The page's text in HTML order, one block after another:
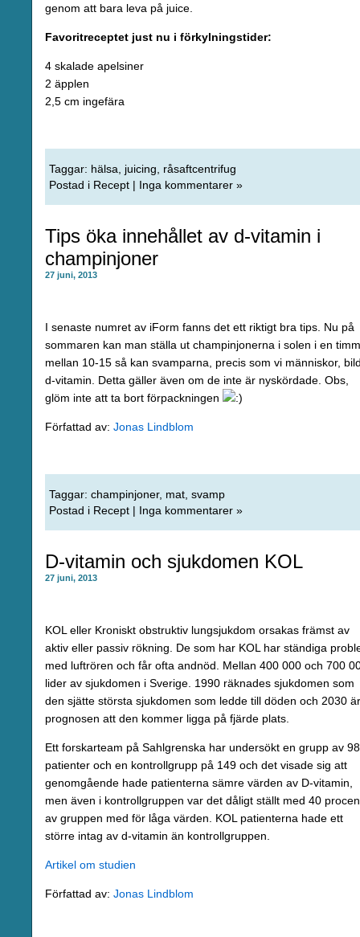
genom att bara leva på juice.
Favoritreceptet just nu i förkylningstider:
4 skalade apelsiner
2 äpplen
2,5 cm ingefära
Taggar: hälsa juicing
råsaftcentrifug
Postad i Recept | Inga kommentarer »
Tips öka innehållet av d-vitamin i
champinjoner
27 juni, 2013
I senaste numret av iForm fanns det ett riktigt bra tips. Nu på
sommaren kan man ställa ut champinjonerna i solen i en
mellan 10-15 så kan svamparna, precis som vi människor,
d-vitamin. Detta gäller även om de inte är nyskördade. Obs,
glöm inte att ta bort förpackningen
Författad av: Jonas Lindblom
Taggar: champinjoner, mat svamp
Postad i Recept | Inga kommentarer »
D-vitamin och sjukdomen KOL
27 juni, 2013
KOL eller Kroniskt obstruktiv lungsjukdom orsakas främst av
aktiv eller passiv rökning. De som har KOL har ständiga
med luftrören och får ofta andnöd. Mellan 400 000 och 700
lider av sjukdomen i Sverige. 1990 räknades sjukdomen som
den sjätte största sjukdomen som ledde till döden och 2030 är
prognosen att den kommer ligga på fjärde plats.
Ett forskarteam på Sahlgrenska har undersökt en grupp av 98
patienter och en kontrollgrupp på 149 och det visade sig att
genomgående hade patienterna sämre värden av D-vitamin,
men även i kontrollgruppen var det dåligt ställt med 40
av gruppen med för låga värden. KOL patienterna hade ett
större intag av d-vitamin än kontrollgruppen.
Artikel om studien
Författad av: Jonas Lindblom